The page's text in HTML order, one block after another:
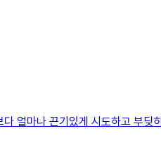
얼마나 끈기있게 시도하고 부딪